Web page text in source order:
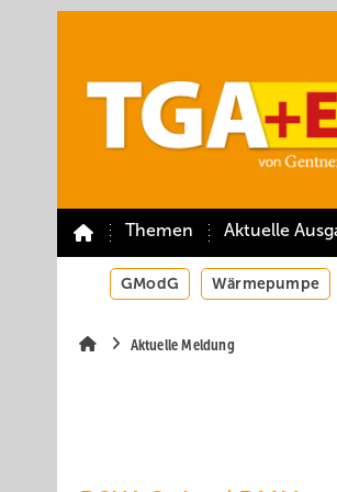
Themen Aktuelle
GModG Wärmepumpe
Aktuelle Meldung